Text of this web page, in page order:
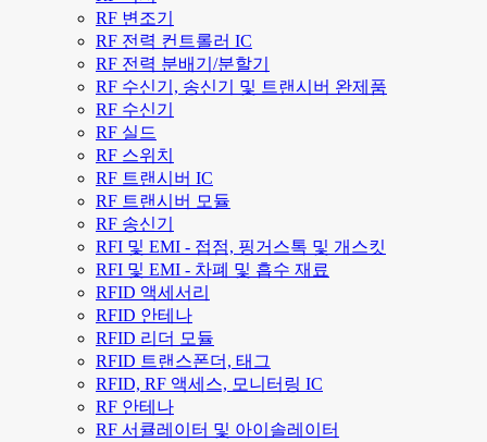
RF 변조기
RF 전력 컨트롤러 IC
RF 전력 분배기/분할기
RF 수신기, 송신기 및 트랜시버 완제품
RF 수신기
RF 실드
RF 스위치
RF 트랜시버 IC
RF 트랜시버 모듈
RF 송신기
RFI 및 EMI - 접점, 핑거스톡 및 개스킷
RFI 및 EMI - 차폐 및 흡수 재료
RFID 액세서리
RFID 안테나
RFID 리더 모듈
RFID 트랜스폰더, 태그
RFID, RF 액세스, 모니터링 IC
RF 안테나
RF 서큘레이터 및 아이솔레이터